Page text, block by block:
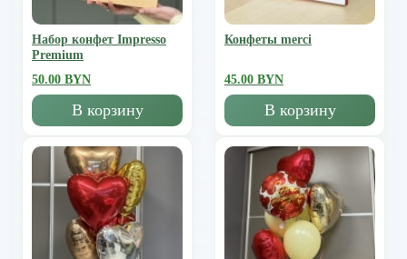
Набор конфет Impresso
Premium
50.00 BYN
В корзину
Конфеты merci
45.00 BYN
В корзину